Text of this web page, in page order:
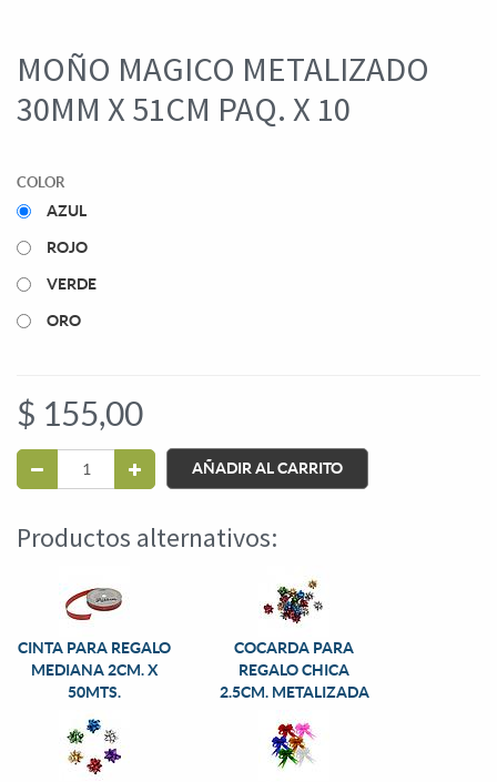
MOÑO MAGICO METALIZADO
30MM X 51CM PAQ. X 10
COLOR
AZUL
ROJO
VERDE
ORO
$ 155,00
AÑADIR AL CARRITO
Productos alternativos:
CINTA PARA REGALO
MEDIANA 2CM. X
50MTS.
COCARDA PARA
REGALO CHICA
2.5CM. METALIZADA